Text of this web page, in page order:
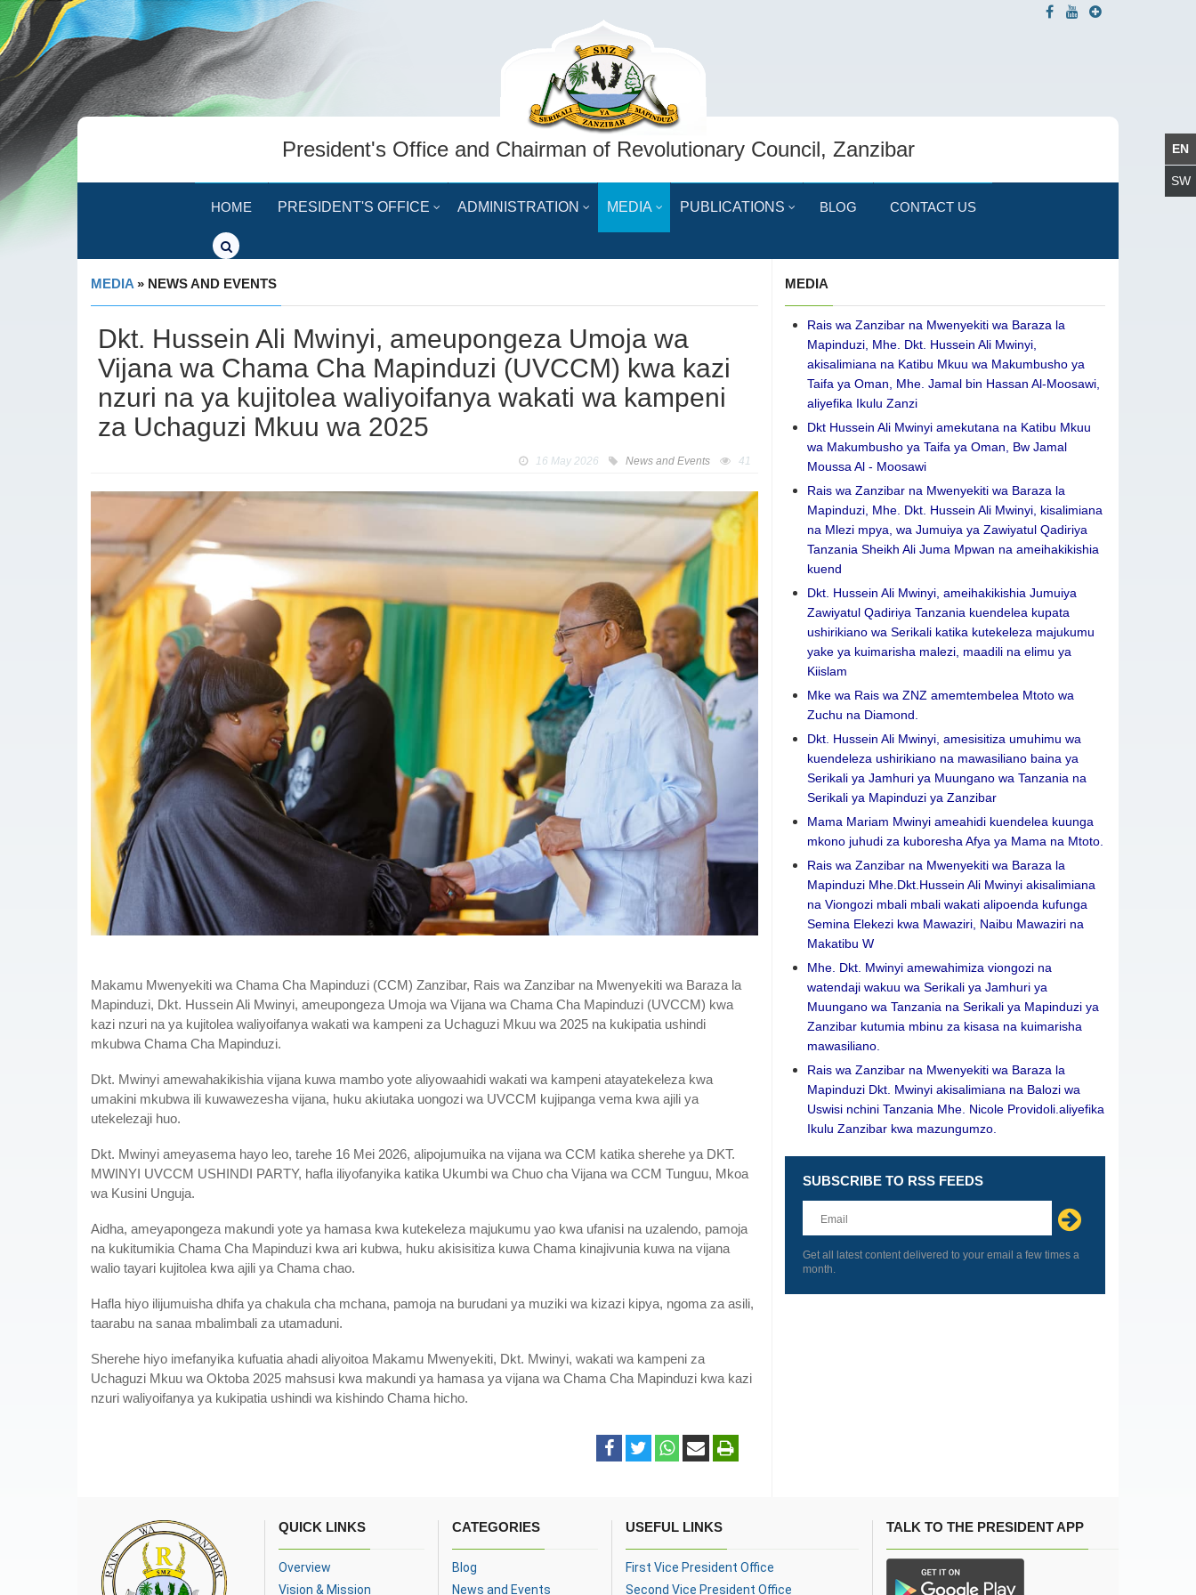
President's Office and Chairman of Revolutionary Council, Zanzibar
HOME PRESIDENT'S OFFICE ADMINISTRATION MEDIA PUBLICATIONS BLOG CONTACT US
MEDIA » NEWS AND EVENTS
Dkt. Hussein Ali Mwinyi, ameupongeza Umoja wa
Vijana wa Chama Cha Mapinduzi (UVCCM) kwa kazi
nzuri na ya kujitolea waliyoifanya wakati wa kampeni
za Uchaguzi Mkuu wa 2025
16 May 2026 News and Events 41
Makamu Mwenyekiti wa Chama Cha Mapinduzi (CCM) Zanzibar, Rais wa Zanzibar na Mwenyekiti wa Baraza la
Mapinduzi, Dkt. Hussein Ali Mwinyi, ameupongeza Umoja wa Vijana wa Chama Cha Mapinduzi (UVCCM) kwa
kazi nzuri na ya kujitolea waliyoifanya wakati wa kampeni za Uchaguzi Mkuu wa 2025 na kukipatia ushindi
mkubwa Chama Cha Mapinduzi.
Dkt. Mwinyi amewahakikishia vijana kuwa mambo yote aliyowaahidi wakati wa kampeni atayatekeleza kwa
umakini mkubwa ili kuwawezesha vijana, huku akiutaka uongozi wa UVCCM kujipanga vema kwa ajili ya
utekelezaji huo.
Dkt. Mwinyi ameyasema hayo leo, tarehe 16 Mei 2026, alipojumuika na vijana wa CCM katika sherehe ya DKT.
MWINYI UVCCM USHINDI PARTY, hafla iliyofanyika katika Ukumbi wa Chuo cha Vijana wa CCM Tunguu, Mkoa
wa Kusini Unguja.
Aidha, ameyapongeza makundi yote ya hamasa kwa kutekeleza majukumu yao kwa ufanisi na uzalendo, pamoja
na kukitumikia Chama Cha Mapinduzi kwa ari kubwa, huku akisisitiza kuwa Chama kinajivunia kuwa na vijana
walio tayari kujitolea kwa ajili ya Chama chao.
Hafla hiyo ilijumuisha dhifa ya chakula cha mchana, pamoja na burudani ya muziki wa kizazi kipya, ngoma za asili,
taarabu na sanaa mbalimbali za utamaduni.
Sherehe hiyo imefanyika kufuatia ahadi aliyoitoa Makamu Mwenyekiti, Dkt. Mwinyi, wakati wa kampeni za
Uchaguzi Mkuu wa Oktoba 2025 mahsusi kwa makundi ya hamasa ya vijana wa Chama Cha Mapinduzi kwa kazi
nzuri waliyoifanya ya kukipatia ushindi wa kishindo Chama hicho.
MEDIA
Rais wa Zanzibar na Mwenyekiti wa Baraza la
Mapinduzi, Mhe. Dkt. Hussein Ali Mwinyi,
akisalimiana na Katibu Mkuu wa Makumbusho ya
Taifa ya Oman, Mhe. Jamal bin Hassan Al-Moosawi,
aliyefika Ikulu Zanzi
Dkt Hussein Ali Mwinyi amekutana na Katibu Mkuu
wa Makumbusho ya Taifa ya Oman, Bw Jamal
Moussa Al - Moosawi
Rais wa Zanzibar na Mwenyekiti wa Baraza la
Mapinduzi, Mhe. Dkt. Hussein Ali Mwinyi, kisalimiana
na Mlezi mpya, wa Jumuiya ya Zawiyatul Qadiriya
Tanzania Sheikh Ali Juma Mpwan na ameihakikishia
kuend
Dkt. Hussein Ali Mwinyi, ameihakikishia Jumuiya
Zawiyatul Qadiriya Tanzania kuendelea kupata
ushirikiano wa Serikali katika kutekeleza majukumu
yake ya kuimarisha malezi, maadili na elimu ya
Kiislam
Mke wa Rais wa ZNZ amemtembelea Mtoto wa
Zuchu na Diamond.
Dkt. Hussein Ali Mwinyi, amesisitiza umuhimu wa
kuendeleza ushirikiano na mawasiliano baina ya
Serikali ya Jamhuri ya Muungano wa Tanzania na
Serikali ya Mapinduzi ya Zanzibar
Mama Mariam Mwinyi ameahidi kuendelea kuunga
mkono juhudi za kuboresha Afya ya Mama na Mtoto.
Rais wa Zanzibar na Mwenyekiti wa Baraza la
Mapinduzi Mhe.Dkt.Hussein Ali Mwinyi akisalimiana
na Viongozi mbali mbali wakati alipoenda kufunga
Semina Elekezi kwa Mawaziri, Naibu Mawaziri na
Makatibu W
Mhe. Dkt. Mwinyi amewahimiza viongozi na
watendaji wakuu wa Serikali ya Jamhuri ya
Muungano wa Tanzania na Serikali ya Mapinduzi ya
Zanzibar kutumia mbinu za kisasa na kuimarisha
mawasiliano.
Rais wa Zanzibar na Mwenyekiti wa Baraza la
Mapinduzi Dkt. Mwinyi akisalimiana na Balozi wa
Uswisi nchini Tanzania Mhe. Nicole Providoli.aliyefika
Ikulu Zanzibar kwa mazungumzo.
Leave
this
field
blank
SUBSCRIBE TO RSS FEEDS
Get all latest content delivered to your email a few times a
month.
QUICK LINKS
Overview
Vision & Mission
CATEGORIES
Blog
News and Events
USEFUL LINKS
First Vice President Office
Second Vice President Office
TALK TO THE PRESIDENT APP